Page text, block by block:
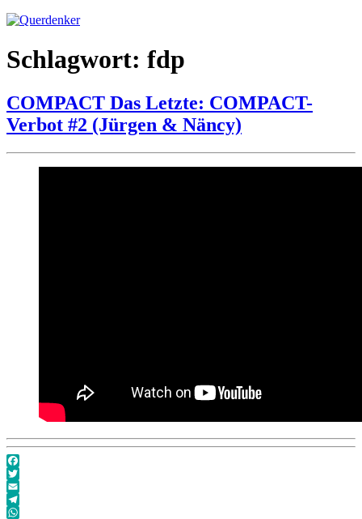
Schlagwort: fdp
COMPACT Das Letzte: COMPACT-
Verbot #2 (Jürgen & Näncy)
Facebook
Twitter
Email
Telegram